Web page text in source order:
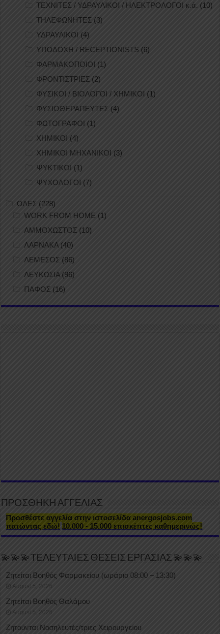
ΤΕΧΝΙΤΕΣ / ΥΔΡΑΥΛΙΚΟΙ / ΗΛΕΚΤΡΟΛΟΓΟΙ κ.ά. (10)
ΤΗΛΕΦΩΝΗΤΕΣ (3)
ΥΔΡΑΥΛΙΚΟΙ (4)
ΥΠΟΔΟΧΗ / RECEPTIONISTS (6)
ΦΑΡΜΑΚΟΠΟΙΟΙ (1)
ΦΡΟΝΤΙΣΤΡΙΕΣ (2)
ΦΥΣΙΚΟΙ / ΒΙΟΛΟΓΟΙ / ΧΗΜΙΚΟΙ (1)
ΦΥΣΙΟΘΕΡΑΠΕΥΤΕΣ (4)
ΦΩΤΟΓΡΑΦΟΙ (1)
ΧΗΜΙΚΟΙ (4)
ΧΗΜΙΚΟΙ ΜΗΧΑΝΙΚΟΙ (3)
ΨΥΚΤΙΚΟΙ (1)
ΨΥΧΟΛΟΓΟΙ (7)
ΟΛΕΣ (228)
WORK FROM HOME (1)
ΑΜΜΟΧΩΣΤΟΣ (10)
ΛΑΡΝΑΚΑ(40)
ΛΕΜΕΣΟΣ (86)
ΛΕΥΚΩΣΙΑ (96)
ΠΑΦΟΣ (16)
ΠΡΟΣΘΗΚΗ ΑΓΓΕΛΙΑΣ
Προσθέστε αγγελία στην ιστοσελίδα anergosjobs.com
πατώντας εδώ! 10.000 - 15.000 επισκέπτες καθημερινώς!
💫💫💫ΤΕΛΕΥΤΑΙΕΣ ΘΕΣΕΙΣ ΕΡΓΑΣΙΑΣ 💫💫💫
Ζητείται Βοηθός Φαρμακείου (ωράριο 08:00 – 13:30)
August 5, 2026
Ζητείται Βοηθός Θαλάμου
August 5, 2026
Ζητούνται Νοσηλευτές/τριες Χειρουργείου